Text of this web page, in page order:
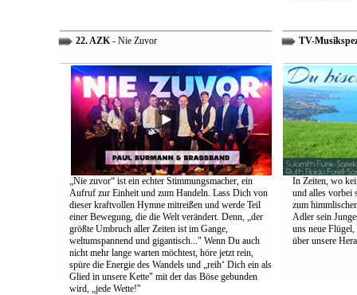
22. AZK- Nie Zuvor
„Nie zuvor“ ist ein echter Stimmungsmacher, ein
Aufruf zur Einheit und zum Handeln. Lass Dich von
dieser kraftvollen Hymne mitreißen und werde Teil
einer Bewegung, die die Welt verändert. Denn, „der
größte Umbruch aller Zeiten ist im Gange,
weltumspannend und gigantisch..." Wenn Du auch
nicht mehr lange warten möchtest, höre jetzt rein,
spüre die Energie des Wandels und „reih‘ Dich ein als
Glied in unsere Kette" mit der das Böse gebunden
wird, „jede Wette!"
TV-
In Zeiten, wo
und alles vorbei
zum
Adler sein
uns neue
über unsere